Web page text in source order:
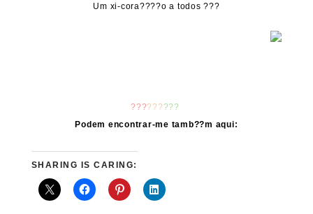
Um xi-cora????o a todos ???
?????? ???
Podem encontrar-me tamb??m aqui:
SHARING IS CARING: